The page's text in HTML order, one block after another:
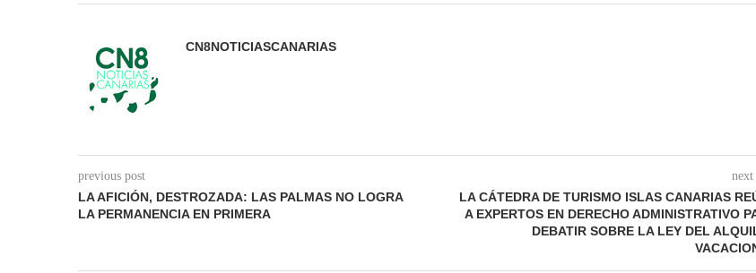
CN8NOTICIASCANARIAS
previous post
LA AFICIÓN, DESTROZADA: LAS PALMAS NO LOGRA
LA PERMANENCIA EN PRIMERA
next
LA CÁTEDRA DE TURISMO ISLAS CANARIAS
A EXPERTOS EN DERECHO ADMINISTRATIVO
DEBATIR SOBRE LA LEY DEL